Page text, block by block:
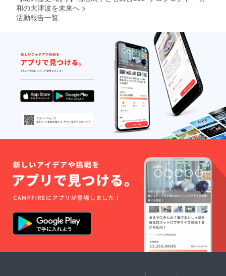
和の大津波を未来へ >
活動報告一覧